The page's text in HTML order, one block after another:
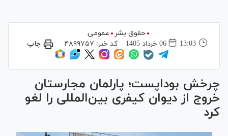
حقوق بشر
عمومی
13:03
06 خرداد 1405 کد خبر: ۴۸۹۹۷۵۷ چاپ
چرخش بوداپست؛ پارلمان مجارستان
خروج از دیوان کیفری بین‌المللی را لغو
کرد